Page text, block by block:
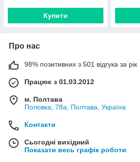
Купити
Про нас
98% позитивних з 501 відгука за рік
Працює з 01.03.2012
м. Полтава
Половка, 78а, Полтава, Україна
Контакти
Сьогодні вихідний
Показати весь графік роботи